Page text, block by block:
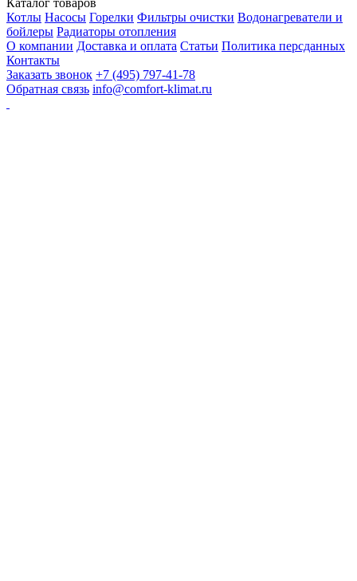
Котлы Насосы Горелки Фильтры очистки Водонагреватели и
бойлеры Радиаторы отопления
О компании Доставка и оплата Статьи Политика персданных
Контакты
Заказать звонок +7 (495) 797-41-78
Обратная связь info@comfort-klimat.ru